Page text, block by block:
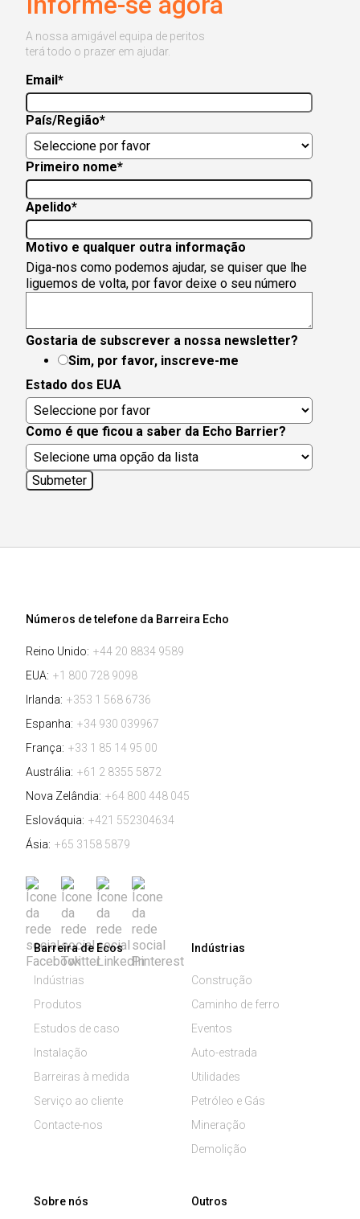
A nossa amigável equipa de peritos
terá todo o prazer em ajudar.
Email *
País/Região*
Primeiro nome*
Apelido*
Motivo e qualquer outra informação
Diga-nos como podemos ajudar, se quiser que lhe
liguemos de volta, por favor deixe o seu número
Gostaria de subscrever a nossa newsletter?
Sim, por favor, inscreve-me
Estado dos EUA
Como é que ficou a saber da Echo Barrier?
Números de telefone da Barreira Echo
Reino Unido: +44 20 8834 9589
EUA: +1 800 728 9098
Irlanda: +353 1 568 6736
Espanha: +34 930 039967
França: +33 1 85 14 95 00
Austrália: +61 2 8355 5872
Nova Zelândia: +64 800 448 045
Eslováquia: +421 552304634
Ásia: +65 3158 5879
Barreira de Ecos
Indústrias
Produtos
Estudos de caso
Instalação
Barreiras à medida
Serviço ao cliente
Contacte-nos
Indústrias
Construção
Caminho de ferro
Eventos
Auto-estrada
Utilidades
Petróleo e Gás
Mineração
Demolição
Sobre nós Outros